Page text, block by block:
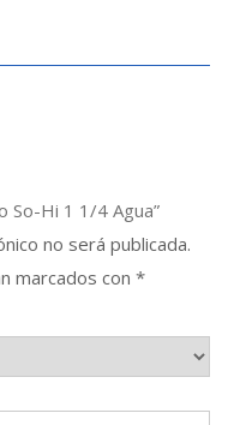
So-Hi 1 1/4 Agua”
no será publicada.
marcados con *